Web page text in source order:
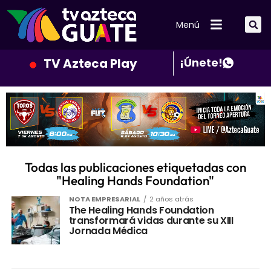
Menú
TV Azteca Play ¡Únete!
Todas las publicaciones etiquetadas con
"Healing Hands Foundation"
NOTA EMPRESARIAL 2 años atrás
The Healing Hands Foundation
transformará vidas durante su XIII
Jornada Médica